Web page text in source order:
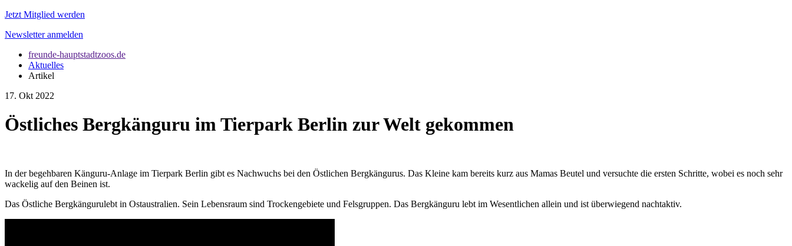
Jetzt Mitglied werden
Newsletter anmelden
freunde-hauptstadtzoos.de
Aktuelles
Artikel
17. Okt 2022
Östliches Bergkänguru im Tierpark Berlin zur Welt gekommen
In der begehbaren Känguru-Anlage im Tierpark Berlin gibt es Nachwuchs bei den Östlichen Bergkängurus. Das Kleine kam bereits kurz aus Mamas Beutel und versuchte die ersten Schritte, wobei es noch sehr
wackelig auf den Beinen ist.
Das Östliche Bergkängurulebt in Ostaustralien. Sein Lebensraum sind Trockengebiete und Felsgruppen. Das Bergkänguru lebt im Wesentlichen allein und ist überwiegend nachtaktiv.